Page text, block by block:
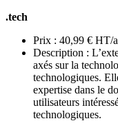
.tech
Prix : 40,99 € HT/
Description :
axés sur la
technologiques.
expertise dans le
utilisateurs
technologiques.